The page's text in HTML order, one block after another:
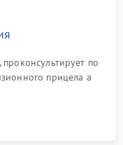
по
прицела а